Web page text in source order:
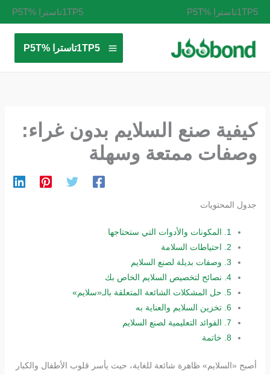
تخطي
إلى
1TP5تاسترا %P5T 1TP5تاسترا %P5T
1TP5تاسترا %P5T
كيفية صنع السلايم بدون غراء:
وصفات ممتعة وسهلة
جدول المحتويات
1.
المكونات والأدوات التي ستحتاجها
2.
احتياطات السلامة
3. وصفات بديلة لصنع السلايم
4. نصائح لتخصيص السلايم الخاص بك
5. حل المشكلات الشائعة المتعلقة بالـ«سلايم»
6. تخزين السلايم والعناية به
7. الفوائد التعليمية لصنع السلايم
8. خاتمة
أصبح «السلايم» ظاهرة شائعة للغاية، حيث يأسر قلوب الأطفال والكبار